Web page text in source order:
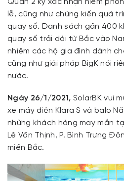
Quận 2 ký xác nhận niêm
lễ, cũng như chứng kiến quá
quay số. Danh sách gần 400
quay số trải dài từ Bắc vào
nhiệm các hộ gia đình dành
cũng như giải pháp BigK nói
nước.
Ngày 26/1/2021, SolarBK vui
xe máy điện Klara S và balo
những khách hàng may mắn
Lê Văn Thịnh, P. Bình Trưng
miền Bắc.